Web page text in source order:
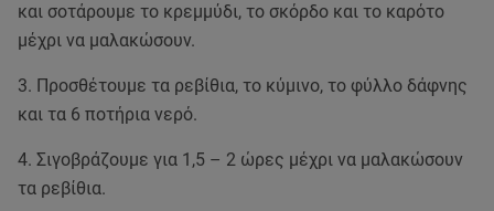
και σοτάρουμε το κρεμμύδι, το σκόρδο και το καρότο
μέχρι να μαλακώσουν.
3. Προσθέτουμε τα ρεβίθια, το κύμινο, το φύλλο δάφνης
και τα 6 ποτήρια νερό.
4. Σιγοβράζουμε για 1,5 – 2 ώρες μέχρι να μαλακώσουν
τα ρεβίθια.